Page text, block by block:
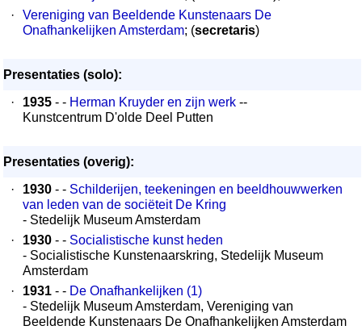
·
Vereniging van Beeldende Kunstenaars De
Onafhankelijken Amsterdam; (secretaris)
Presentaties (solo):
·
1935 - - Herman Kruyder en zijn werk --
Kunstcentrum D'olde Deel Putten
Presentaties (overig):
·
1930 - - Schilderijen, teekeningen en beeldhouwwerken
van leden van de sociëteit De Kring
- Stedelijk Museum Amsterdam
·
1930 - - Socialistische kunst heden
- Socialistische Kunstenaarskring, Stedelijk Museum
Amsterdam
·
1931 - - De Onafhankelijken (1)
- Stedelijk Museum Amsterdam, Vereniging van
Beeldende Kunstenaars De Onafhankelijken Amsterdam